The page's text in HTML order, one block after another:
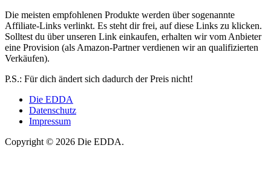
Die meisten empfohlenen Produkte werden über sogenannte
Affiliate-Links verlinkt. Es steht dir frei, auf diese Links zu klicken.
Solltest du über unseren Link einkaufen, erhalten wir vom Anbieter
eine Provision (als Amazon-Partner verdienen wir an qualifizierten
Verkäufen).
P.S.: Für dich ändert sich dadurch der Preis nicht!
Die EDDA
Datenschutz
Impressum
Copyright © 2026 Die EDDA.